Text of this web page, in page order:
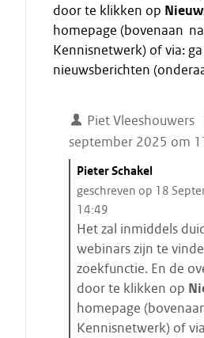
door te klikken op
homepage (bovenaan
Kennisnetwerk) of via:
nieuwsberichten
Piet Vleeshouwers
september 2025 om
C
i
t
a
a
t
s
t
a
Pieter Schakel
geschreven op 18
14:49
Het zal inmiddels
webinars zijn te
zoekfunctie. En de
door te klikken op
homepage
Kennisnetwerk) of